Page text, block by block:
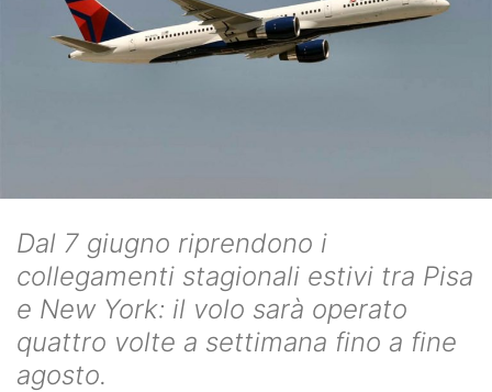
Dal 7 giugno riprendono i
collegamenti stagionali estivi tra Pisa
e New York: il volo sarà operato
quattro volte a settimana fino a fine
agosto.